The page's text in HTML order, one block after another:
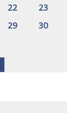
22
23
29
30